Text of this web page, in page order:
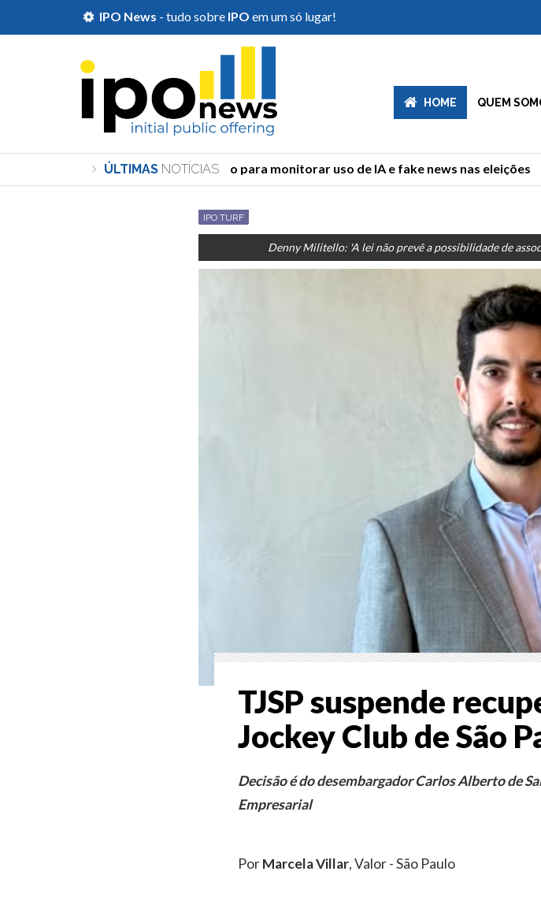
IPO News - tudo sobre IPO em um só lugar!
HOME QUEM
ÚLTIMAS NOTÍCIAS
TSE cria órgão para monitorar uso de IA e fake news nas eleições
IPO TURF
Denny Militello: 'A lei não prevê a possibilidade de
TJSP suspende
Jockey Club de São
Decisão é do desembargador Carlos Alberto de
Empresarial
PorMarcela Villar, Valor - São Paulo